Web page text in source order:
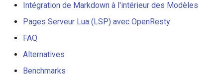
memc
nchan
Aides de Modèle
Aides Intégrées
echo(...)
Intégration de Markdown à l'intérieur des Modèles
Pages Serveur Lua (LSP) avec OpenResty
FAQ
Alternatives
Benchmarks